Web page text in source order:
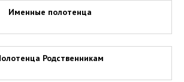
Именные полотенца
Родственникам